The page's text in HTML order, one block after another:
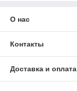
О нас
Контакты
Доставка и оплата